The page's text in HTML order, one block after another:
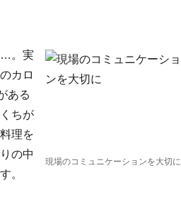
現場のコミュニケーションを大切に
。実
カロ
ある
ちが
理を
の中
。